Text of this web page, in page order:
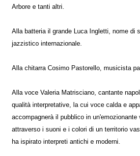
Arbore e tanti altri.
Alla batteria il grande Luca Ingletti, nome di
jazzistico internazionale.
Alla chitarra Cosimo Pastorello, musicista
Alla voce Valeria Matrisciano, cantante
qualità interpretative, la cui voce calda e
accompagnerà il pubblico in un'emozionante
attraverso i suoni e i colori di un territorio
ha ispirato interpreti antichi e moderni.